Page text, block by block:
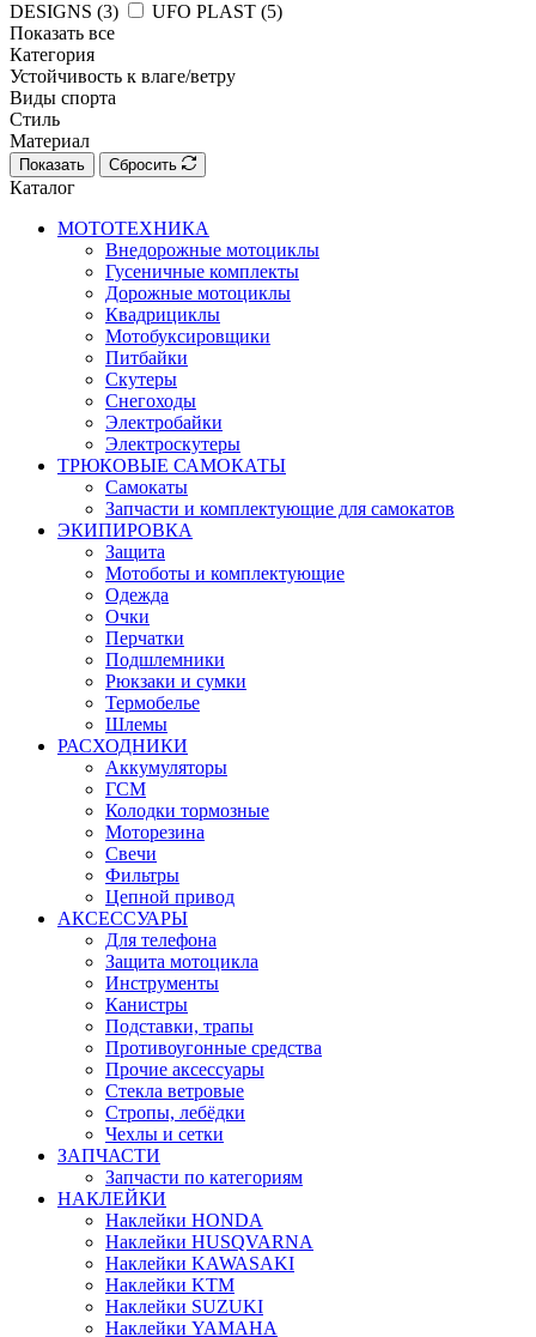
DESIGNS (3) UFO PLAST (5)
Показать все
Категория
Устойчивость к влаге/ветру
Виды спорта
Стиль
Материал
Показать Сбросить
Каталог
МОТОТЕХНИКА
Внедорожные мотоциклы
Гусеничные комплекты
Дорожные мотоциклы
Квадрициклы
Мотобуксировщики
Питбайки
Скутеры
Снегоходы
Электробайки
Электроскутеры
ТРЮКОВЫЕ САМОКАТЫ
Самокаты
Запчасти и комплектующие для самокатов
ЭКИПИРОВКА
Защита
Мотоботы и комплектующие
Одежда
Очки
Перчатки
Подшлемники
Рюкзаки и сумки
Термобелье
Шлемы
РАСХОДНИКИ
Аккумуляторы
ГСМ
Колодки тормозные
Моторезина
Свечи
Фильтры
Цепной привод
АКСЕССУАРЫ
Для телефона
Защита мотоцикла
Инструменты
Канистры
Подставки, трапы
Противоугонные средства
Прочие аксессуары
Стекла ветровые
Стропы, лебёдки
Чехлы и сетки
ЗАПЧАСТИ
Запчасти по категориям
НАКЛЕЙКИ
Наклейки HONDA
Наклейки HUSQVARNA
Наклейки KAWASAKI
Наклейки KTM
Наклейки SUZUKI
Наклейки YAMAHA